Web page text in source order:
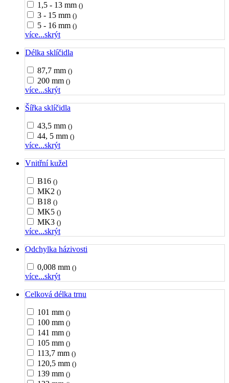
1,5 - 13 mm ()
3 - 15 mm ()
5 - 16 mm ()
více...skrýt
Délka sklíčidla
87,7 mm ()
200 mm ()
více...skrýt
Šířka sklíčidla
43,5 mm ()
44, 5 mm ()
více...skrýt
Vnitřní kužel
B16 ()
MK2 ()
B18 ()
MK5 ()
MK3 ()
více...skrýt
Odchylka házivosti
0,008 mm ()
více...skrýt
Celková délka trnu
101 mm ()
100 mm ()
141 mm ()
105 mm ()
113,7 mm ()
120,5 mm ()
139 mm ()